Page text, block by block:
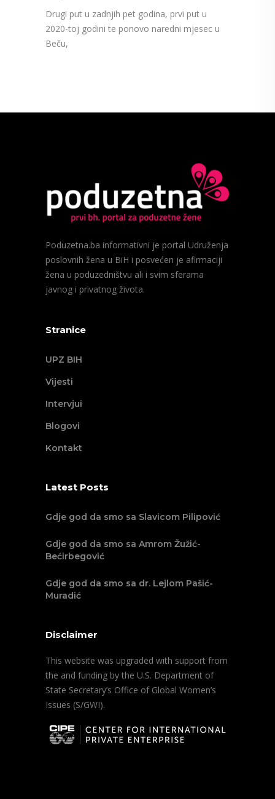
Drugi put u zadnjih pet godina, prvi put u
2020-toj godini te ponovo naredni mjesec u
Beču,
Poduzetna.ba informativni je portal Udruženja
poslovnih žena u BiH i posvećen je afirmaciji
žena u poduzedništvu ali i svim sferama
javnog i privatnog života.
Stranice
UPZ BIH
Vijesti
Intervjui
Blogovi
Kontakt
Latest Posts
Gdje god da smo sa Slavicom Pilipović
Gdje god da smo sa Amrom Žužić-
Bećirbegović
Gdje god da smo sa dr. Lejlom Pašić-
Muradić
Disclaimer
This website was upgraded with support from
the and funding by the U.S. Department of
State Secretary’s Office of Global Women’s
Issues (S/GWI).